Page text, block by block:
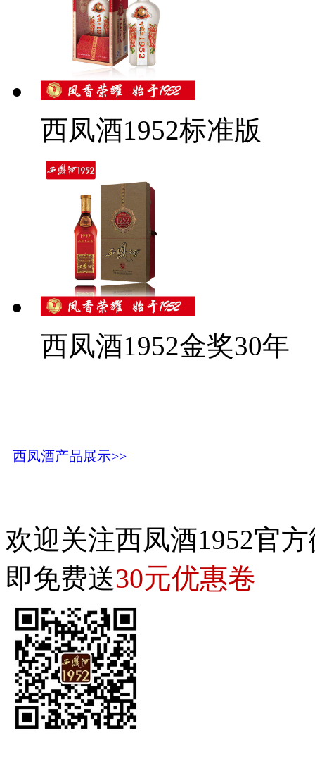
西凤酒1952标准版
西凤酒1952金奖30年
西凤酒产品展示>>
欢迎关注西凤酒1952官
即免费送30元优惠卷